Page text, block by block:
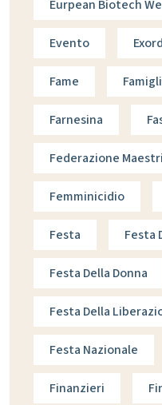
Eurpean Biotech
Evento
Fame
Farnesina
Federazione Maestri
Femminicidio
Festa Festa
Festa Della Donna
Festa Della
Festa Nazionale
Finanzieri